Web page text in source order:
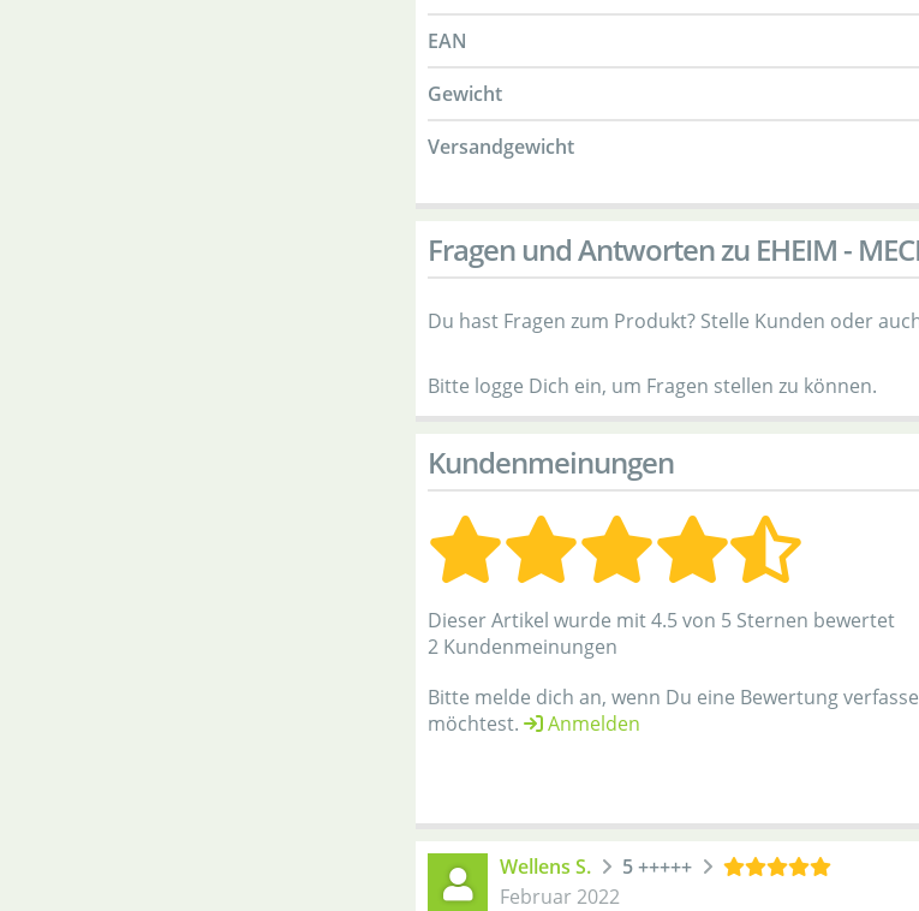
EAN
Gewicht
Versandgewicht
Fragen und Antworten zu EHEIM -
Du hast Fragen zum Produkt? Stelle Kunden oder
Bitte logge Dich ein, um Fragen stellen zu können.
Kundenmeinungen
Dieser Artikel wurde mit 4.5 von 5 Sternen bewertet
2 Kundenmeinungen
Bitte melde dich an, wenn Du eine Bewertung
möchtest.
Anmelden
Wellens S.
5 +++++
Februar 2022